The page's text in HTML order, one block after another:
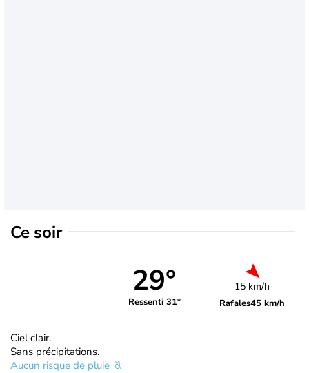
Ce soir
29°
Ressenti 31°
15 km/h
Rafales45 km/h
Ciel clair.
Sans précipitations.
Aucun risque de pluie